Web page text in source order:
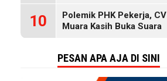
10
Polemik PHK Pekerja, CV
Muara Kasih Buka Suara
PESAN APA AJA DI SINI